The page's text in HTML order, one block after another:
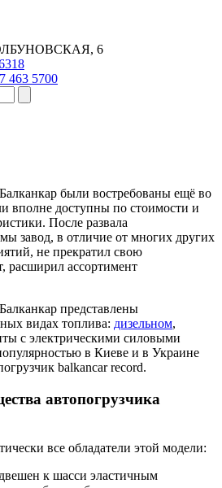
6
463 5700
были востребованы ещё во
доступны по стоимости и
После развала
завод, в отличие от многих других
не прекратил свою
расширил ассортимент
представлены
видах топлива: дизельном,
с электрическими силовыми
в Киеве и в Украине
balkancar record.
автопогрузчика
все обладатели этой модели:
к шасси эластичным